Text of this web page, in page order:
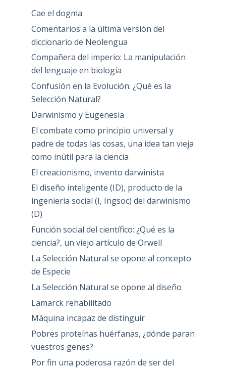
Cae el dogma
Comentarios a la última versión del
diccionario de Neolengua
Compañera del imperio: La manipulación
del lenguaje en biología
Confusión en la Evolución: ¿Qué es la
Selección Natural?
Darwinismo y Eugenesia
El combate como principio universal y
padre de todas las cosas, una idea tan vieja
como inútil para la ciencia
El creacionismo, invento darwinista
El diseño inteligente (ID), producto de la
ingeniería social (I, Ingsoc) del darwinismo
(D)
Función social del científico: ¿Qué es la
ciencia?, un viejo artículo de Orwell
La Selección Natural se opone al concepto
de Especie
La Selección Natural se opone al diseño
Lamarck rehabilitado
Máquina incapaz de distinguir
Pobres proteínas huérfanas, ¿dónde paran
vuestros genes?
Por fin una poderosa razón de ser del